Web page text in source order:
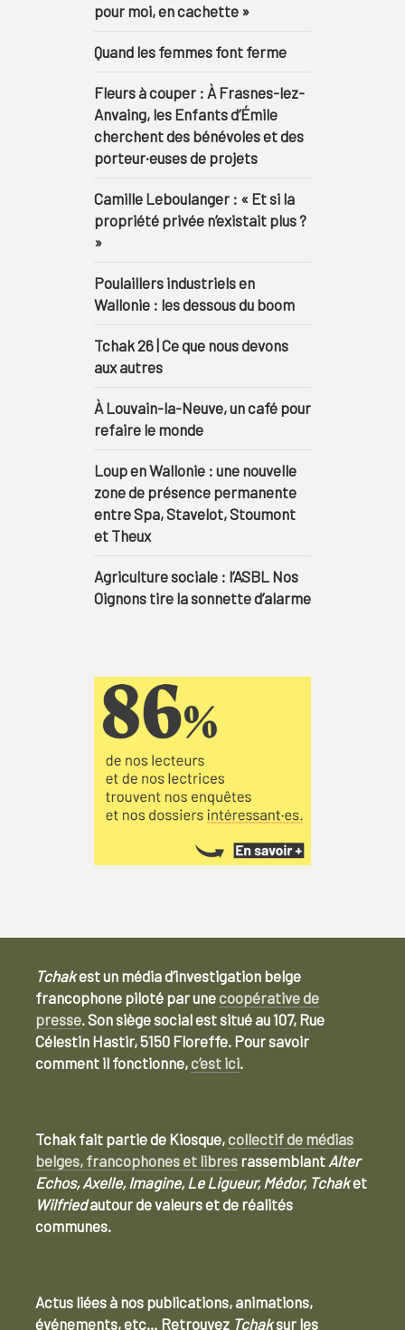
pour moi, en cachette »
Quand les femmes font ferme
Fleurs à couper : À Frasnes-lez-
Anvaing, les Enfants d’Émile
cherchent des bénévoles et des
porteur·euses de projets
Camille Leboulanger : « Et si la
propriété privée n’existait plus ?
»
Poulaillers industriels en
Wallonie : les dessous du boom
Tchak 26 | Ce que nous devons
aux autres
À Louvain-la-Neuve, un café pour
refaire le monde
Loup en Wallonie : une nouvelle
zone de présence permanente
entre Spa, Stavelot, Stoumont
et Theux
Agriculture sociale : l’ASBL Nos
Oignons tire la sonnette d’alarme
Tchakest un média d’investigation belge
francophone piloté par unecoopérative de
presse. Son siège social est situé au 107, Rue
Célestin Hastir, 5150 Floreffe. Pour savoir
comment il fonctionne,c’est ici.
Tchak fait partie de Kiosque,collectif de médias
belges, francophones et libres rassemblant Alter
Echos, Axelle, Imagine, Le Ligueur, Médor, Tchaket
Wilfriedautour de valeurs et de réalités
communes.
Actus liées à nos publications, animations,
événements, etc… Retrouvez Tchaksur les